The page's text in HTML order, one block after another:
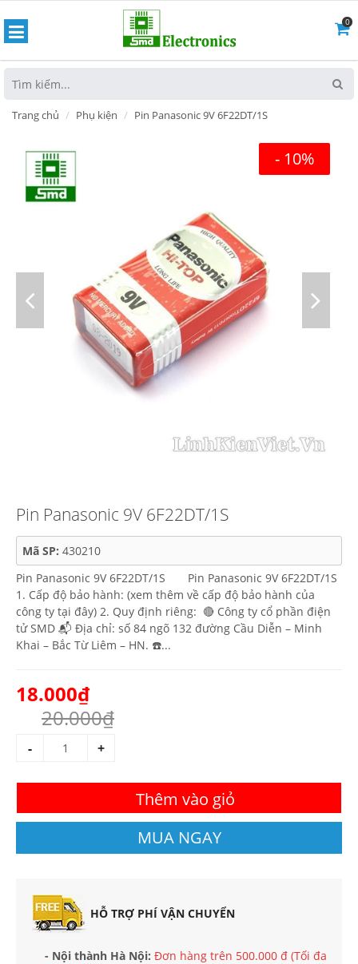
0
Trang chủ Phụ kiện Pin Panasonic 9V 6F22DT/1S
- 10%
Pin Panasonic 9V 6F22DT/1S
Mã SP: 430210
Pin Panasonic 9V 6F22DT/1S Pin Panasonic 9V 6F22DT/1S
1. Cấp độ bảo hành: (xem thêm về cấp độ bảo hành của
công ty tại đây) 2. Quy định riêng: 🔴 Công ty cổ phần điện
tử SMD 📬 Địa chỉ: số 84 ngõ 132 đường Cầu Diễn – Minh
Khai – Bắc Từ Liêm – HN. ☎️...
18.000₫
20.000₫
- +
Thêm vào giỏ
MUA NGAY
HỖ TRỢ PHÍ VẬN CHUYỂN
- Nội thành Hà Nội: Đơn hàng trên 500.000 đ (Tối đa